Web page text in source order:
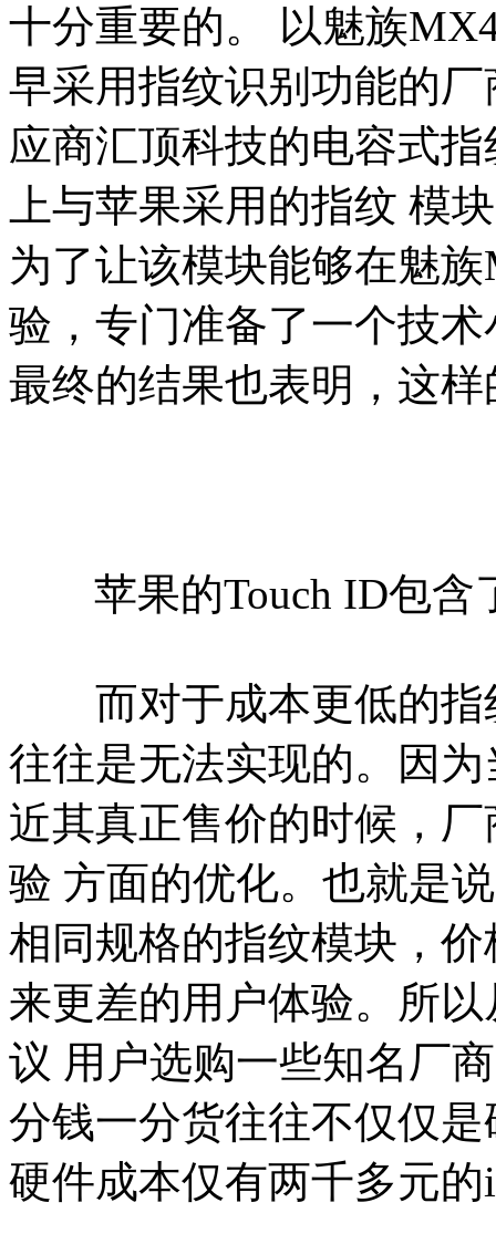
十分重要的。 以魅族
早采用指纹识别功能的
应商汇顶科技的电容式
上与苹果采用的指纹 模
为了让该模块能够在魅
验，专门准备了一个技
最终的结果也表明，这
苹果的Touch ID包含
而对于成本更低的指
往往是无法实现的。因
近其真正售价的时候，
验 方面的优化。也就是
相同规格的指纹模块，
来更差的用户体验。所
议 用户选购一些知名厂
分钱一分货往往不仅仅
硬件成本仅有两千多元